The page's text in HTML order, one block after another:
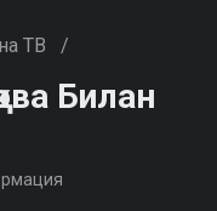
ТВ /
Билан